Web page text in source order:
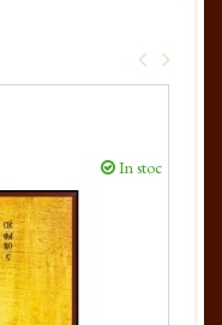
In stoc